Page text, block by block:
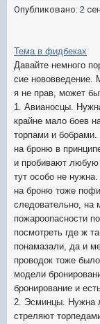
Опубликовано: 2
Тема в фидбеках
Давайте немного
сие нововведение.
я не прав, может
1. Авианосцы.
крайне мало боев
торпами и
на броню в
и пробивают
тут особо не
на броню тоже
следовательно, на
пожароопасности
посмотреть где ж
понамазали, да и
проводок тоже
модели
бронирование и
2. Эсминцы. Нужна
стреляют